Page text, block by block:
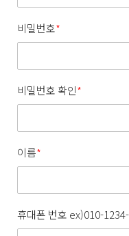
비밀번호*
비밀번호 확인*
이름*
휴대폰 번호 ex)010-